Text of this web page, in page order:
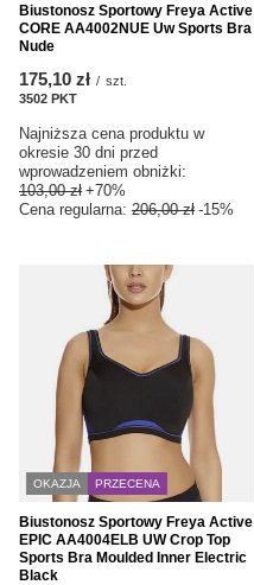
Biustonosz Sportowy Freya Active
CORE AA4002NUE Uw Sports Bra
Nude
175,10 zł / szt.
3502 PKT
Najniższa cena produktu w
okresie 30 dni przed
wprowadzeniem obniżki:
103,00 zł +70%
Cena regularna: 206,00 zł -15%
OKAZJA PRZECENA
Biustonosz Sportowy Freya Active
EPIC AA4004ELB UW Crop Top
Sports Bra Moulded Inner Electric
Black